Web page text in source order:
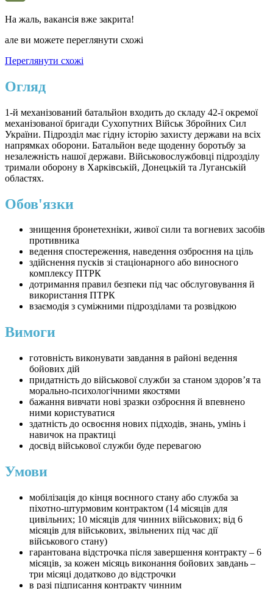
На жаль, вакансія вже закрита!
але ви можете переглянути схожі
Переглянути схожі
Огляд
1-й механізований батальйон входить до складу 42-ї окремої
механізованої бригади Сухопутних Військ Збройних Сил
України. Підрозділ має гідну історію захисту держави на всіх
напрямках оборони. Батальйон веде щоденну боротьбу за
незалежність нашої держави. Військовослужбовці підрозділу
тримали оборону в Харківській, Донецькій та Луганській
областях.
Обов'язки
знищення бронетехніки, живої сили та вогневих засобів
противника
ведення спостереження, наведення озброєння на ціль
здійснення пусків зі стаціонарного або виносного
комплексу ПТРК
дотримання правил безпеки під час обслуговування й
використання ПТРК
взаємодія з суміжними підрозділами та розвідкою
Вимоги
готовність виконувати завдання в районі ведення
бойових дій
придатність до військової служби за станом здоров’я та
морально-психологічними якостями
бажання вивчати нові зразки озброєння й впевнено
ними користуватися
здатність до освоєння нових підходів, знань, умінь і
навичок на практиці
досвід військової служби буде перевагою
Умови
мобілізація до кінця воєнного стану або служба за
піхотно-штурмовим контрактом (14 місяців для
цивільних; 10 місяців для чинних військових; від 6
місяців для військових, звільнених під час дії
військового стану)
гарантована відстрочка після завершення контракту – 6
місяців, за кожен місяць виконання бойових завдань –
три місяці додатково до відстрочки
в разі підписання контракту чинним